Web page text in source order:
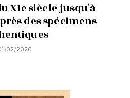
XIe siècle jusqu'à
des spécimens
02/2020